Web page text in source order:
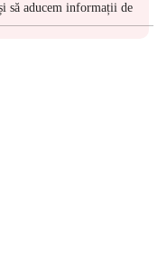
să aducem informații de